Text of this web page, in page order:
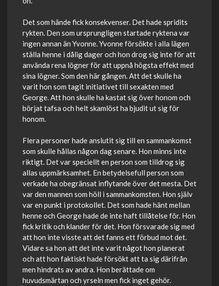
Det som hände fick konsekvenser. Det hade spridits
rykten. Den som ursprungligen startade ryktena var
ingen annan än Yvonne. Yvonne försökte i alla lägen
ställa henne i dålig dager och hon drog sig inte för att
använda rena lögner för att uppnå högsta effekt med
sina lögner. Som den här gången. Att det skulle ha
varit hon som tagit initiativet till sexakten med
George. Att hon skulle ha kastat sig över honom och
börjat tafsa och helt skamlöst ha bjudit ut sig för
honom.
Flera personer hade anslutit sig till en sammankomst
som skulle hållas någon dag senare. Hon minns inte
riktigt. Det var speciellt en person som tilldrog sig
allas uppmärksamhet. En betydelsefull person som
verkade ha obegränsat inflytande över det mesta. Det
var den mannen som höll i sammankomsten. Hon själv
var en punkt i protokollet. Det som hade hänt mellan
henne och George hade de inte haft tillåtelse för. Hon
fick kritik och klander för det. Hon försvarade sig med
att hon inte visste att det fanns ett förbud mot det.
Vidare sa hon att det inte varit något hon planerat
och att hon faktiskt hade försökt att ta sig därifrån
men hindrats av andra. Hon berättade om
huvudsmärtan och yrseln men fick inget gehör.